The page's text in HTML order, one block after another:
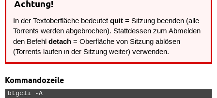
Achtung!
In der Textoberfläche bedeutetquit = Sitzung beenden (alle
Torrents werden abgebrochen). Stattdessen zum Abmelden
den Befehldetach = Oberfläche von Sitzung ablösen
(Torrents laufen in der Sitzung weiter) verwenden.
Kommandozeile
btgcli -A